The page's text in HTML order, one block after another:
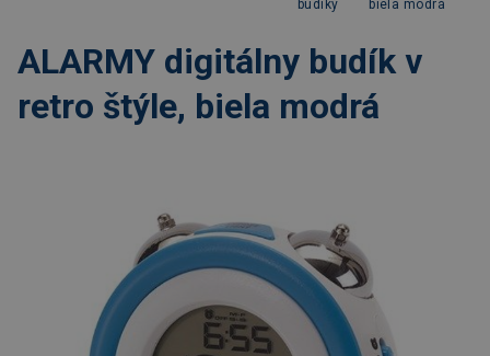
budíky
biela modrá
ALARMY digitálny budík v
retro štýle, biela modrá